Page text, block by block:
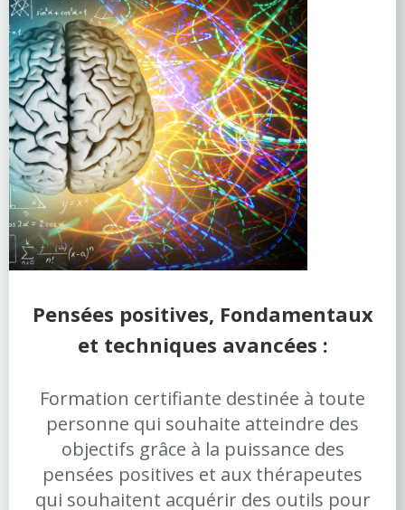
Pensées positives, Fondamentaux
et techniques avancées :
Formation certifiante destinée à toute
personne qui souhaite atteindre des
objectifs grâce à la puissance des
pensées positives et aux thérapeutes
qui souhaitent acquérir des outils pour